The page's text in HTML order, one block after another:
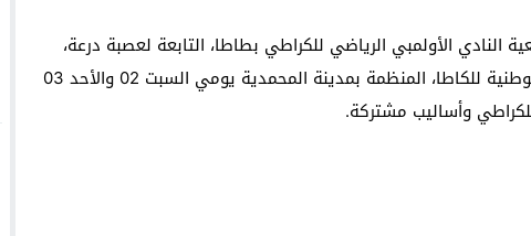
الأولمبي الرياضي للكراطي بطاطا، التابعة لعصبة درعة،
أسماءهم بأحرف من ذهب خلال فعاليات البطولة الوطنية للكاطا، المنظمة بمدينة المحمدية يومي السبت 02 والأحد 03